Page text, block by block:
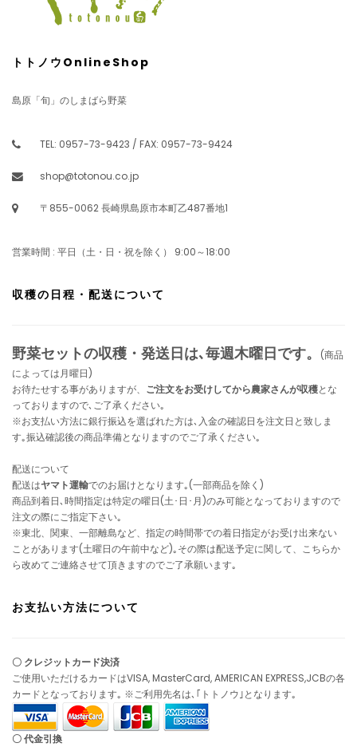
トトノウOnlineShop
島原「旬」のしまばら野菜
TEL: 0957-73-9423 / FAX: 0957-73-9424
shop@totonou.co.jp
〒855-0062 長崎県島原市本町乙487番地1
営業時間 : 平日（土・日・祝を除く） 9:00～18:00
収穫の日程・配送について
野菜セットの収穫・発送日は､毎週木曜日です。
(商品
によっては月曜日)
お待たせする事がありますが、 ご注文をお受けしてから農家さんが収穫とな
っておりますので､ご了承ください｡
※お支払い方法に銀行振込を選ばれた方は､入金の確認日を注文日と致しま
す｡振込確認後の商品準備となりますのでご了承ください｡
配送について
配送はヤマト運輸でのお届けとなります｡(一部商品を除く)
商品到着日､時間指定は特定の曜日(土･日･月)のみ可能となっておりますので
注文の際にご指定下さい｡
※東北、関東、一部離島など、指定の時間帯での着日指定がお受け出来ない
ことがあります(土曜日の午前中など)｡その際は配送予定に関して、こちらか
ら改めてご連絡させて頂きますのでご了承願います｡
お支払い方法について
〇 クレジットカード決済
ご使用いただけるカードはVISA, MasterCard, AMERICAN EXPRESS,JCBの各
カードとなっております｡ ※ご利用先名は､｢トトノウ｣となります｡
〇 代金引換